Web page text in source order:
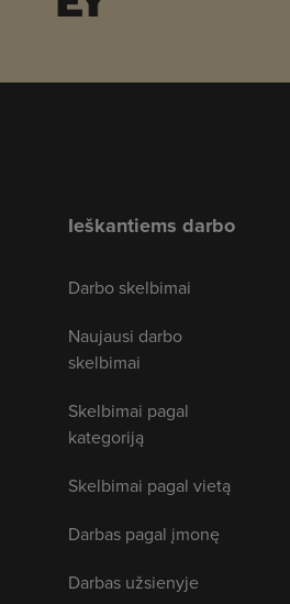
Ieškantiems darbo
Darbo skelbimai
Naujausi darbo
skelbimai
Skelbimai pagal
kategoriją
Skelbimai pagal vietą
Darbas pagal įmonę
Darbas užsienyje